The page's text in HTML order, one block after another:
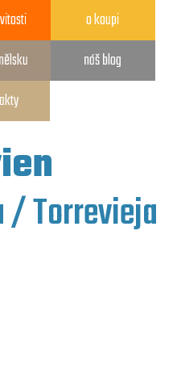
/ Torrevieja
o koupi
náš blog